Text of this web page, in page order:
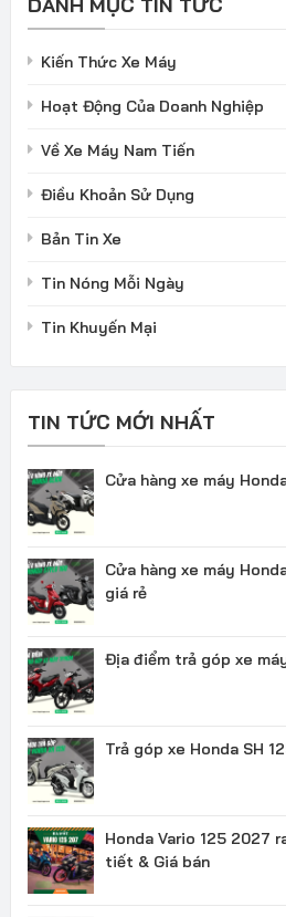
Kiến Thức Xe Máy
Hoạt Động Của Doanh Nghiệp
Về Xe Máy Nam Tiến
Điều Khoản Sử Dụng
Bản Tin Xe
Tin Nóng Mỗi Ngày
Tin Khuyến Mại
TIN TỨC MỚI NHẤT
Cửa hàng xe máy
Cửa hàng xe máy
giá rẻ
Địa điểm trả góp xe
Trả góp xe Honda SH
Honda Vario 125 2027
tiết & Giá bán